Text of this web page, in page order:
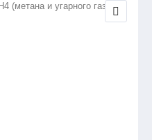
(метана и угарного газа)